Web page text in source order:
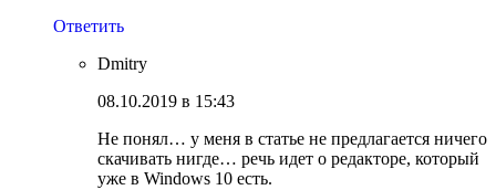
Ответить
Dmitry
08.10.2019 в 15:43
Не понял… у меня в статье не предлагается ничего
скачивать нигде… речь идет о редакторе, который
уже в Windows 10 есть.